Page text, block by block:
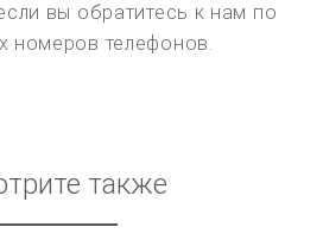
вы обратитесь к нам по
номеров телефонов.
также